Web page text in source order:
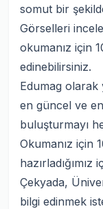
somut bir
Görselleri
okumanız için
edinebilirsiniz.
Edumag olarak
en güncel ve
buluşturmayı
Okumanız için
Çekyada,
bilgi edinmek